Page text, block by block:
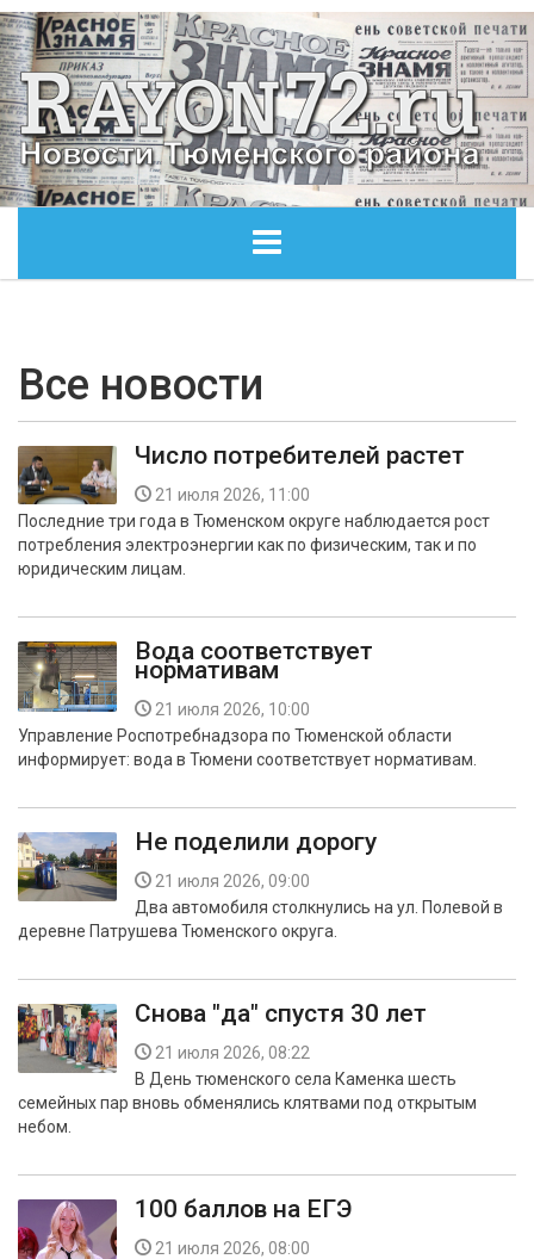
ОБЩЕСТВО
ЭКОНОМИКА
КУЛЬТУРА
БЕЗОПАСНОСТЬ
АРХИВ PDF
Все новости
Число потребителей растет
21 июля 2026, 11:00
Последние три года в Тюменском округе наблюдается рост
потребления электроэнергии как по физическим, так и по
юридическим лицам.
Вода соответствует
нормативам
21 июля 2026, 10:00
Управление Роспотребнадзора по Тюменской области
информирует: вода в Тюмени соответствует нормативам.
Не поделили дорогу
21 июля 2026, 09:00
Два автомобиля столкнулись на ул. Полевой в
деревне Патрушева Тюменского округа.
Снова "да" спустя 30 лет
21 июля 2026, 08:22
В День тюменского села Каменка шесть
семейных пар вновь обменялись клятвами под открытым
небом.
100 баллов на ЕГЭ
21 июля 2026, 08:00